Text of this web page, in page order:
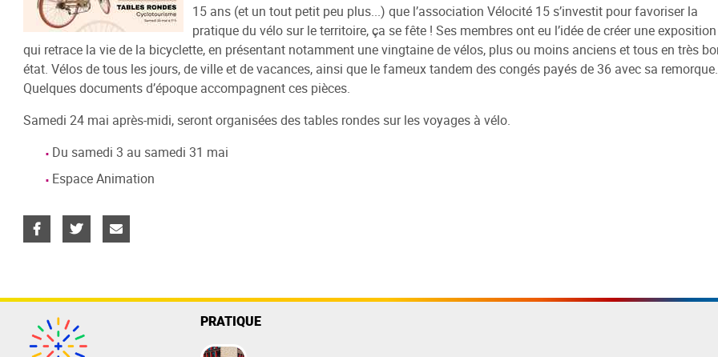
Les Espaces
Littérature
Documentaires
Ludothèque
Presse
En coulisses
S'inscrire et emprunter
Venir
Faire sa carte
Médiathèques du réseau
Arpajon-sur-Cère
Numérique
La Médi@thèque Numérique (CVS)
Livres audio DAISY (EOLE)
Catalogues
Catalogue / compte lecteur
Catalogue médiathèque IEO -
Marcelle Delpastre
Catalogue Départemental
Sélections
Sites jeunesse
Lecture
Heure du Conte
De vives voix
Bande dessinée
Festival BD Aurillac Agglo
Autres rendez-vous
Expositions
Info-Jeunes
Présentation
Infos pratiques
Evènement
Journées Jobs
Réseau Info Jeunes
Recherche de logement
15 ans (et un tout petit peu plus...) que l’association Vélocité 15 s’investit pour favoriser la
pratique du vélo sur le territoire, ça se fête ! Ses membres ont eu l’idée de créer une exposition
qui retrace la vie de la bicyclette, en présentant notamment une vingtaine de vélos, plus ou moins anciens et tous en très
état. Vélos de tous les jours, de ville et de vacances, ainsi que le fameux tandem des congés payés de 36 avec sa remorque.
Quelques documents d’époque accompagnent ces pièces.
Samedi 24 mai après-midi, seront organisées des tables rondes sur les voyages à vélo.
Du samedi 3 au samedi 31 mai
Espace Animation
PRATIQUE